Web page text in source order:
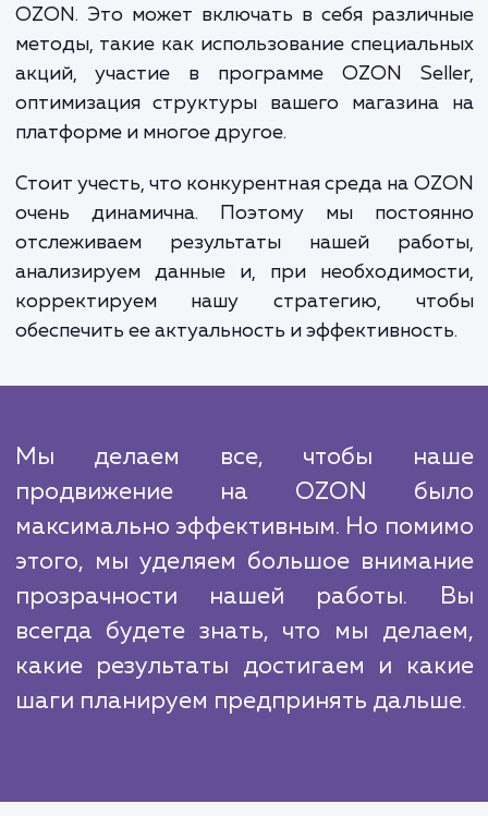
оптимизацией карточек
гарантируем, что они
информативное, привлекательное и
ориентированное описание, которое
улучшить видимость ваших
поисковой системе OZON и
конверсию в продажи.
Затем мы разрабатываем и
стратегию продвижения, основанную на
анализах и лучших практиках
методы, такие как использование
оптимизация структуры вашего
платформе и многое другое.
Стоит учесть, что конкурентная среда на
очень динамична. Поэтому мы
отслеживаем результаты нашей
анализируем данные и, при
корректируем нашу стратегию,
обеспечить ее актуальность и